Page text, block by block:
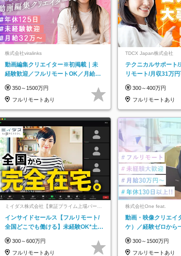
株式会社viralinks
動画編集クリエイター※初掲載｜未
経験歓迎／フルリモートOK／月給32
350～1500万円
フルリモートあり
TDCX Japan株式会社
テクニカルサポート
リモート/月収31万
300～400万円
フルリモートあり
ミイダス株式会社【東証プライム上場パーソ
インサイドセールス【フルリモート/
全国どこでも働ける】未経験OK*土日
300～600万円
フルリモートあり
株式会社One feat.
動画・映像クリエイ
ケ）／経験ゼロから
日以上
300～1500万円
フルリモートあり